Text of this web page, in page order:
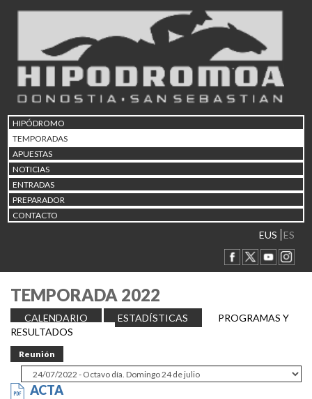
HIPÓDROMO
TEMPORADAS
APUESTAS
NOTICIAS
ENTRADAS
PREPARADOR
CONTACTO
EUS ES
TEMPORADA 2022
CALENDARIO ESTADÍSTICAS
PROGRAMAS Y
RESULTADOS
Reunión
ACTA